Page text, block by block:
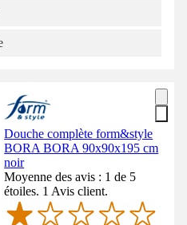
Douche complète form&style
BORA BORA 90x90x195 cm
noir
Moyenne des avis : 1 de 5
étoiles. 1 Avis client.